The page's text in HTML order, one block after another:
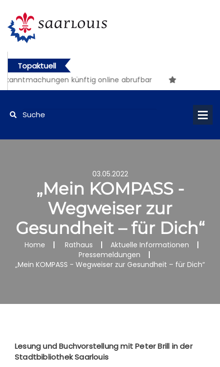
Topaktuell
künftig online abrufbar
03.05.2022
„Mein KOMPASS -
Wegweiser zur
Gesundheit – für Dich“
Home Rathaus
Aktuelle Informationen
Pressemeldungen
„Mein KOMPASS - Wegweiser zur Gesundheit – für Dich“
Lesung und Buchvorstellung mit Peter Brill in der
Stadtbibliothek Saarlouis